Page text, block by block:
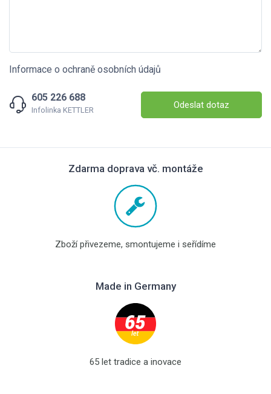
Informace o ochraně osobních údajů
605 226 688
Infolinka KETTLER Odeslat dotaz
Zdarma doprava vč. montáže
Zboží přivezeme, smontujeme i seřídíme
Made in Germany
65 let tradice a inovace